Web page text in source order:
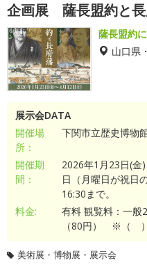
企画展 薩長盟約と
薩長盟約
山口県
展示会DATA
開催場
所：
下関市立歴史博物
開催期
間：
2026年1月23日(金
日（月曜日が祝日
16:30まで。
料金:
有料 観覧料：一般
（80円） ※（ ）
美術展・博物展・展示会